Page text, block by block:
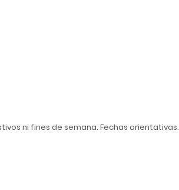
ni fines de semana. Fechas orientativas.